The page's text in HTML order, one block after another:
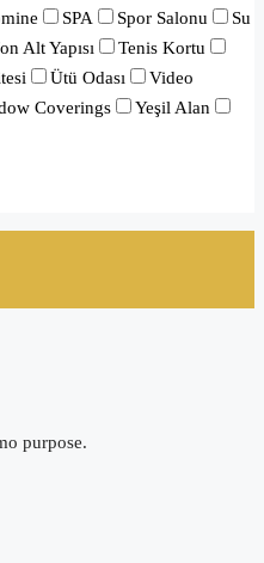
SPA Spor Salonu
Su
Alt Yapısı
Tenis Kortu
Ütü Odası
Video
Coverings
Yeşil Alan
purpose.